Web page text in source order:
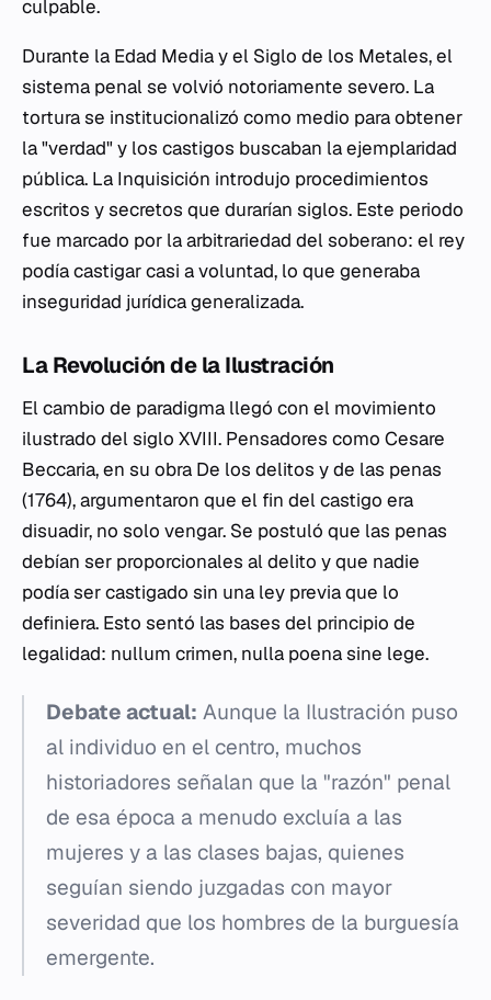
culpable.
Durante la Edad Media y el Siglo de los Metales, el
sistema penal se volvió notoriamente severo. La
tortura se institucionalizó como medio para obtener
la "verdad" y los castigos buscaban la ejemplaridad
pública. La Inquisición introdujo procedimientos
escritos y secretos que durarían siglos. Este periodo
fue marcado por la arbitrariedad del soberano: el rey
podía castigar casi a voluntad, lo que generaba
inseguridad jurídica generalizada.
La Revolución de la Ilustración
El cambio de paradigma llegó con el movimiento
ilustrado del siglo XVIII. Pensadores como Cesare
Beccaria, en su obra De los delitos y de las penas
(1764), argumentaron que el fin del castigo era
disuadir, no solo vengar. Se postuló que las penas
debían ser proporcionales al delito y que nadie
podía ser castigado sin una ley previa que lo
definiera. Esto sentó las bases del principio de
legalidad: nullum crimen, nulla poena sine lege.
Debate actual: Aunque la Ilustración puso
al individuo en el centro, muchos
historiadores señalan que la "razón" penal
de esa época a menudo excluía a las
mujeres y a las clases bajas, quienes
seguían siendo juzgadas con mayor
severidad que los hombres de la burguesía
emergente.